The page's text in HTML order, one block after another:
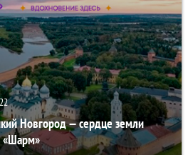
22
Новгород — сердце земли
«Шарм»